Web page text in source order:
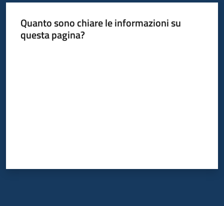
Quanto sono chiare le informazioni su
questa pagina?